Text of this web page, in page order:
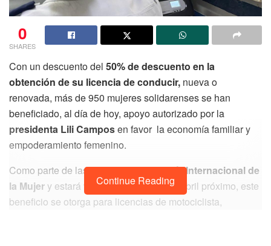
0
SHARES
Con un descuento del 50% de descuento en la
obtención de su licencia de conducir, nueva o
renovada, más de 950 mujeres solidarenses se han
beneficiado, al día de hoy, apoyo autorizado por la
presidenta Lili Camposen favor la economía familiar y
empoderamiento femenino.
Como parte de las actividades por elDía Internacional de
la Mujery estará vigente hasta el 22 de abril próximo, este
beneficio se otorga para licencias de motociclista,
Continue Reading